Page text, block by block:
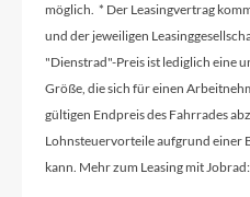
Red
Fox Float X
möglich. * Der Leasingvertrag
und der jeweiligen
"Dienstrad"-Preis ist lediglich eine
Größe, die sich für einen
gültigen Endpreis des Fahrrades
Lohnsteuervorteile aufgrund einer
kann. Mehr zum Leasing mit Jobrad: